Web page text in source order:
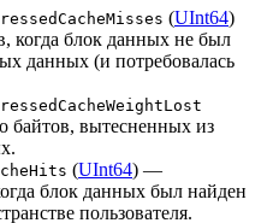
(UInt64)
когда блок данных не был
данных (и потребовалась
байтов, вытесненных из
(UInt64) —
блок данных был найден
пользователя.